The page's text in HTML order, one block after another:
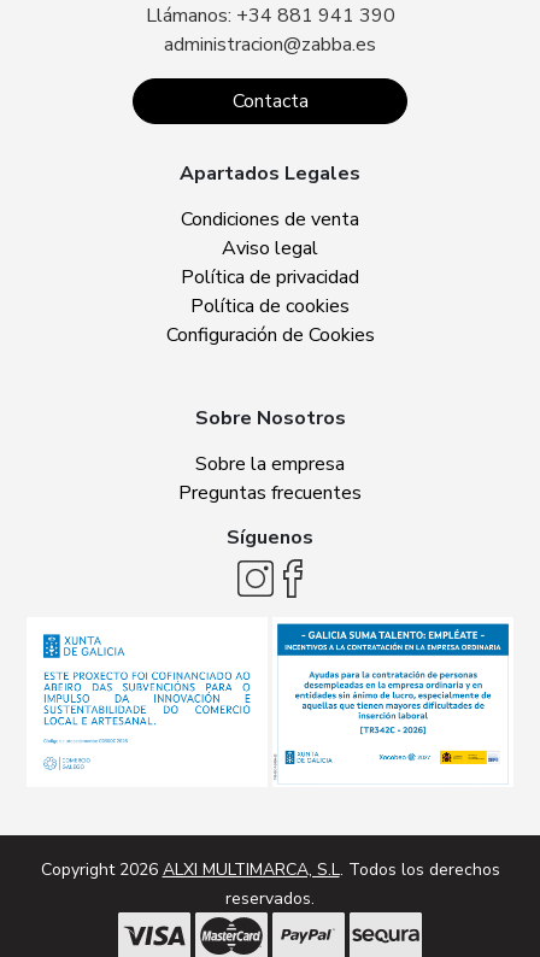
Llámanos: +34 881 941 390
administracion@zabba.es
Contacta
Apartados Legales
Condiciones de venta
Aviso legal
Política de privacidad
Política de cookies
Configuración de Cookies
Sobre Nosotros
Sobre la empresa
Preguntas frecuentes
Síguenos
Copyright 2026 ALXI MULTIMARCA, S.L. Todos los derechos
reservados.